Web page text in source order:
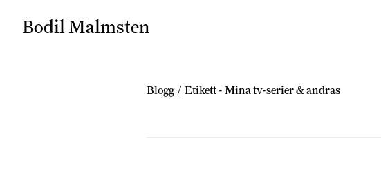
Bodil Malmsten
Blogg / Etikett - Mina tv-serier & andras